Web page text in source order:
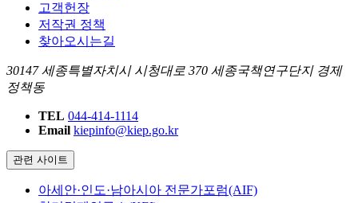
고객헌장
저작권 정책
찾아오시는길
30147 세종특별자치시 시청대로 370 세종국책연구단지 경제
정책동
TEL 044-414-1114
Email kiepinfo@kiep.go.kr
관련 사이트
아세안·인도·남아시아 전문가포럼(AIF)